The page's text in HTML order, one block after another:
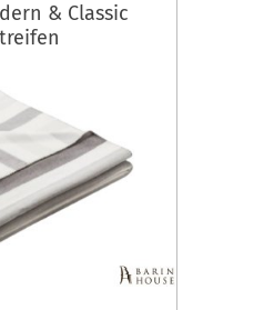
& Classic